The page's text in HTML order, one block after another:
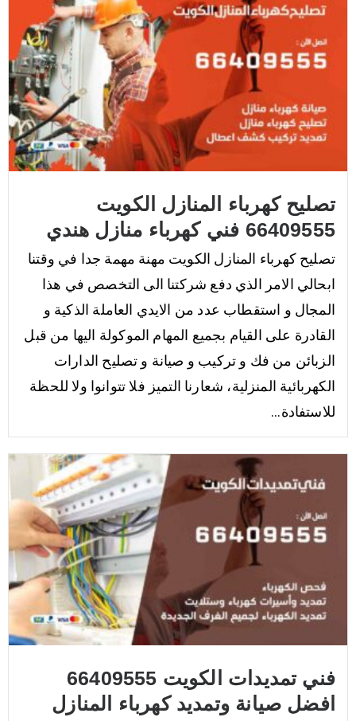
تصليح كهرباء المنازل الكويت
66409555 فني كهرباء منازل هندي
تصليح كهرباء المنازل الكويت مهنة مهمة جدا في وقتنا
ابحالي الامر الذي دفع شركتنا الى التخصص في هذا
المجال و استقطاب عدد من الايدي العاملة الذكية و
القادرة على القيام بجميع المهام الموكولة اليها من قبل
الزبائن من فك و تركيب و صيانة و تصليح الدارات
الكهربائية المنزلية، شعارنا التميز فلا تتوانوا ولا للحظة
للاستفادة...
فني تمديدات الكويت 66409555
افضل صيانة وتمديد كهرباء المنازل